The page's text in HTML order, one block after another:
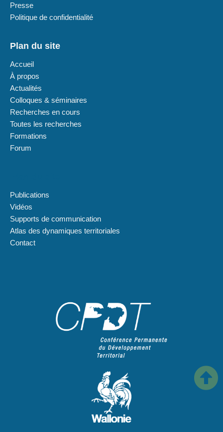
Presse
Politique de confidentialité
Plan du site
Accueil
À propos
Actualités
Colloques & séminaires
Recherches en cours
Toutes les recherches
Formations
Forum
Publications
Vidéos
Supports de communication
Atlas des dynamiques territoriales
Contact